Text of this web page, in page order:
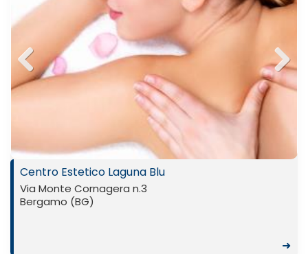
Previ
Next
Centro Estetico Laguna Blu
Via Monte Cornagera n.3
Bergamo (BG)
➜